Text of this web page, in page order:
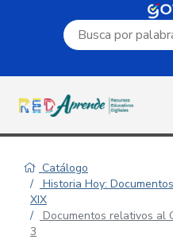
Campo de
Catálogo
Historia Hoy:
XIX
Documentos relativos al
3